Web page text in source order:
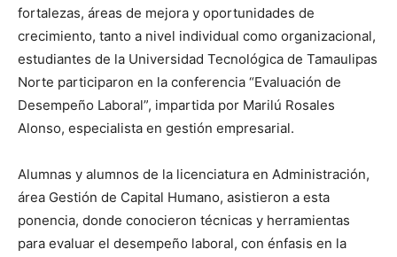
fortalezas, áreas de mejora y oportunidades de
crecimiento, tanto a nivel individual como organizacional,
estudiantes de la Universidad Tecnológica de Tamaulipas
Norte participaron en la conferencia “Evaluación de
Desempeño Laboral”, impartida por Marilú Rosales
Alonso, especialista en gestión empresarial.
Alumnas y alumnos de la licenciatura en Administración,
área Gestión de Capital Humano, asistieron a esta
ponencia, donde conocieron técnicas y herramientas
para evaluar el desempeño laboral, con énfasis en la